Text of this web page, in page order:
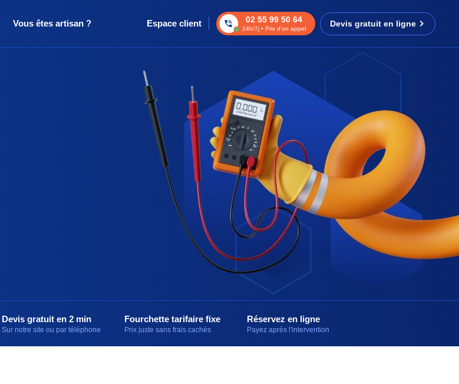
Vous êtes artisan ? Espace client 02 55 99 50 64
24h/7j • Prix d’un appel
Devis gratuit en ligne
Devis gratuit en 2 min
Sur notre site ou par téléphone
Fourchette tarifaire fixe
Prix juste sans frais cachés
Réservez en ligne
Payez après l'intervention